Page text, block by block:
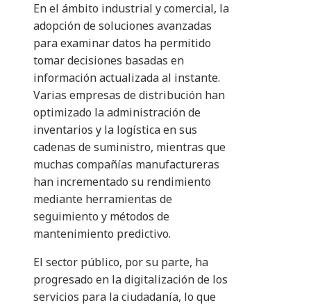
En el ámbito industrial y comercial, la
adopción de soluciones avanzadas
para examinar datos ha permitido
tomar decisiones basadas en
información actualizada al instante.
Varias empresas de distribución han
optimizado la administración de
inventarios y la logística en sus
cadenas de suministro, mientras que
muchas compañías manufactureras
han incrementado su rendimiento
mediante herramientas de
seguimiento y métodos de
mantenimiento predictivo.
El sector público, por su parte, ha
progresado en la digitalización de los
servicios para la ciudadanía, lo que